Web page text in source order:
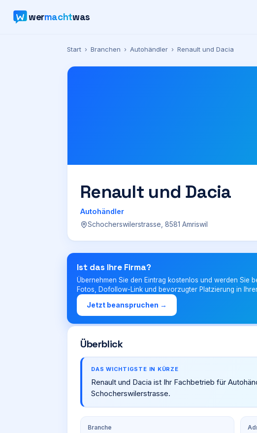
wermachtwas
Start › Branchen › Autohändler › Renault und Dacia
Renault und Dacia
Autohändler
Schocherswilerstrasse, 8581 Amriswil
Ist das Ihre Firma?
Übernehmen Sie den Eintrag kostenlos und werden Sie
Fotos, Dofollow-Link und bevorzugter Platzierung in
Jetzt beanspruchen →
Überblick
DAS WICHTIGSTE IN KÜRZE
Renault und Dacia ist Ihr Fachbetrieb für
Schocherswilerstrasse.
Branche